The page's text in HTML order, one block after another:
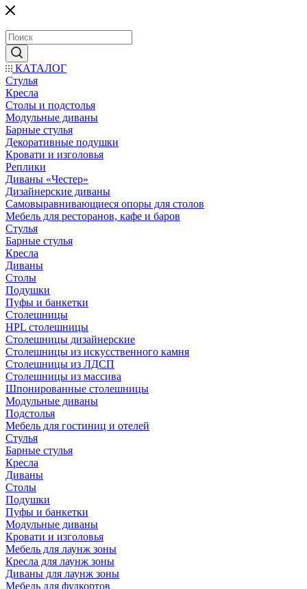
КАТАЛОГ
Стулья
Кресла
Столы и подстолья
Модульные диваны
Барные стулья
Декоративные подушки
Кровати и изголовья
Реплики
Диваны «Честер»
Дизайнерские диваны
Самовыравнивающиеся опоры для столов
Мебель для ресторанов, кафе и баров
Стулья
Барные стулья
Кресла
Диваны
Столы
Подушки
Пуфы и банкетки
Столешницы
HPL столешницы
Столешницы дизайнерские
Столешницы из искусственного камня
Столешницы из ЛДСП
Столешницы из массива
Шпонированные столешницы
Модульные диваны
Подстолья
Мебель для гостиниц и отелей
Стулья
Барные стулья
Кресла
Диваны
Столы
Подушки
Пуфы и банкетки
Модульные диваны
Кровати и изголовья
Мебель для лаунж зоны
Кресла для лаунж зоны
Диваны для лаунж зоны
Мебель для фудкортов